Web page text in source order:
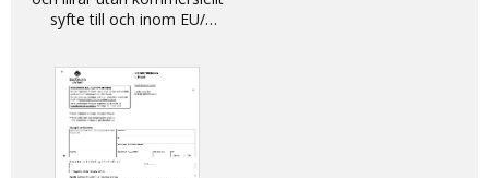
syfte till och inom EU/
dogs, cats and ferrets into
and within the EU